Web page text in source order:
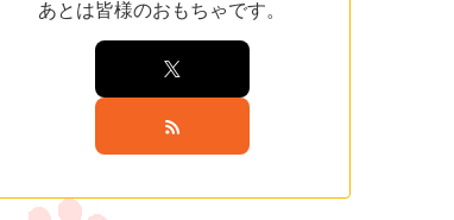
あとは皆様のおもちゃです。